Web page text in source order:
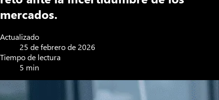
mercados.
Actualizado
25 de febrero de 2026
Tiempo de lectura
5 min